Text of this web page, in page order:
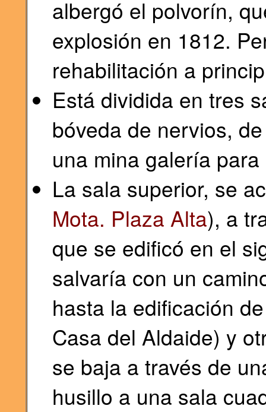
albergó el polvorín,
explosión en 1812.
rehabilitación a
Está dividida en tres
bóveda de nervios,
una mina galería
La sala superior, se
Mota. Plaza Alta), a
que se edificó en el
salvaría con un
hasta la edificación
Casa del Aldaide) y
se baja a través de
husillo a una sala